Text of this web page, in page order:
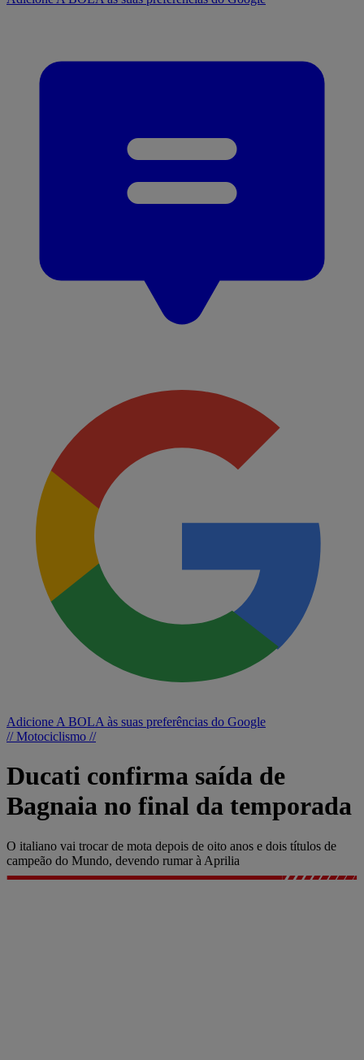
Adicione A BOLA às suas preferências do Google
// Motociclismo //
Ducati confirma saída de
Bagnaia no final da temporada
O italiano vai trocar de mota depois de oito anos e dois títulos de
campeão do Mundo, devendo rumar à Aprilia